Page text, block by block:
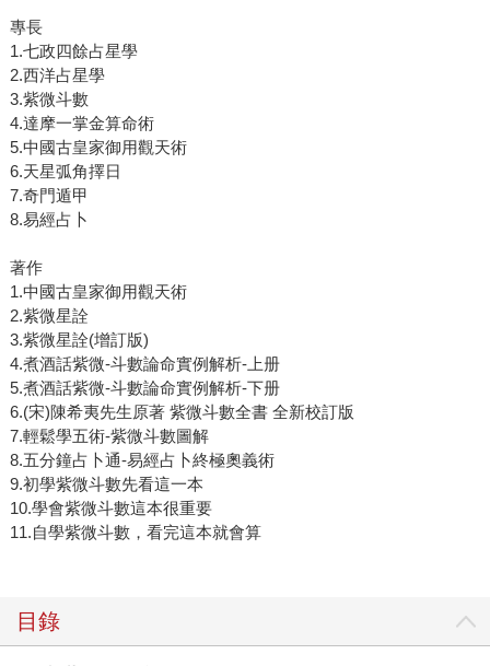
專長
1.七政四餘占星學
2.西洋占星學
3.紫微斗數
4.達摩一掌金算命術
5.中國古皇家御用觀天術
6.天星弧角擇日
7.奇門遁甲
8.易經占卜
著作
1.中國古皇家御用觀天術
2.紫微星詮
3.紫微星詮(增訂版)
4.煮酒話紫微-斗數論命實例解析-上册
5.煮酒話紫微-斗數論命實例解析-下册
6.(宋)陳希夷先生原著 紫微斗數全書 全新校訂版
7.輕鬆學五術-紫微斗數圖解
8.五分鐘占卜通-易經占卜終極奧義術
9.初學紫微斗數先看這一本
10.學會紫微斗數這本很重要
11.自學紫微斗數，看完這本就會算
目錄